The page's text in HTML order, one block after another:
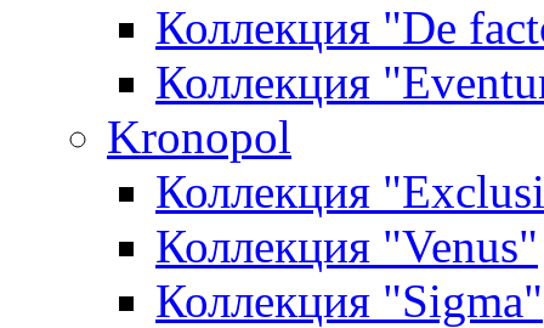
Коллекция "De
Коллекция
Kronopol
Коллекция
Коллекция "Venus"
Коллекция "Sigma"